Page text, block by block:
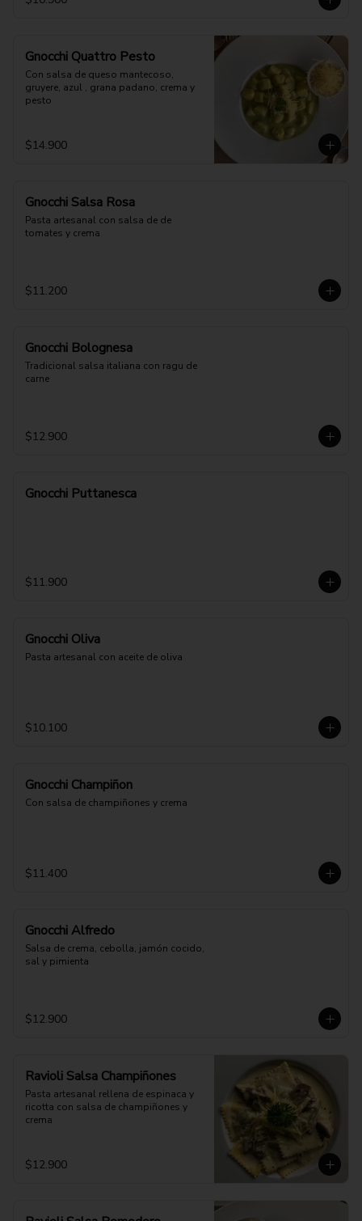
Gnocchi Quattro Pesto
Con salsa de queso mantecoso,
gruyere, azul , grana padano, crema y
pesto
$14.900
Gnocchi Salsa Rosa
Pasta artesanal con salsa de de
tomates y crema
$11.200
Gnocchi Bolognesa
Tradicional salsa italiana con ragu de
carne
$12.900
Gnocchi Puttanesca
$11.900
Gnocchi Oliva
Pasta artesanal con aceite de oliva
$10.100
Gnocchi Champiñon
Con salsa de champiñones y crema
$11.400
Gnocchi Alfredo
Salsa de crema, cebolla, jamón cocido,
sal y pimienta
$12.900
Ravioli Salsa Champiñones
Pasta artesanal rellena de espinaca y
ricotta con salsa de champiñones y
crema
$12.900